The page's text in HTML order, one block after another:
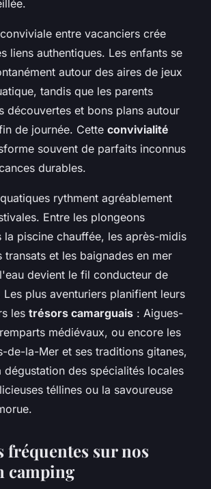
entre vacanciers crée
liens authentiques. Les enfants se
autour des aires de jeux
tandis que les parents
découvertes et bons plans autour
de journée. Cette convivialité
souvent de parfaits inconnus
durables.
rythment agréablement
Entre les plongeons
la piscine chauffée, les après-midis
transats et les baignades en mer
devient le fil conducteur de
plus aventuriers planifient leurs
les trésors camarguais : Aigues-
médiévaux, ou encore les
de-la-Mer et ses traditions gitanes,
dégustation des spécialités locales
téllines ou la savoureuse
fréquentes sur nos
camping